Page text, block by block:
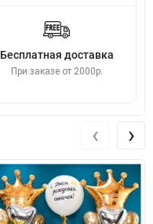
Бесплатная доставка
При заказе от 2000р.
‹ ›